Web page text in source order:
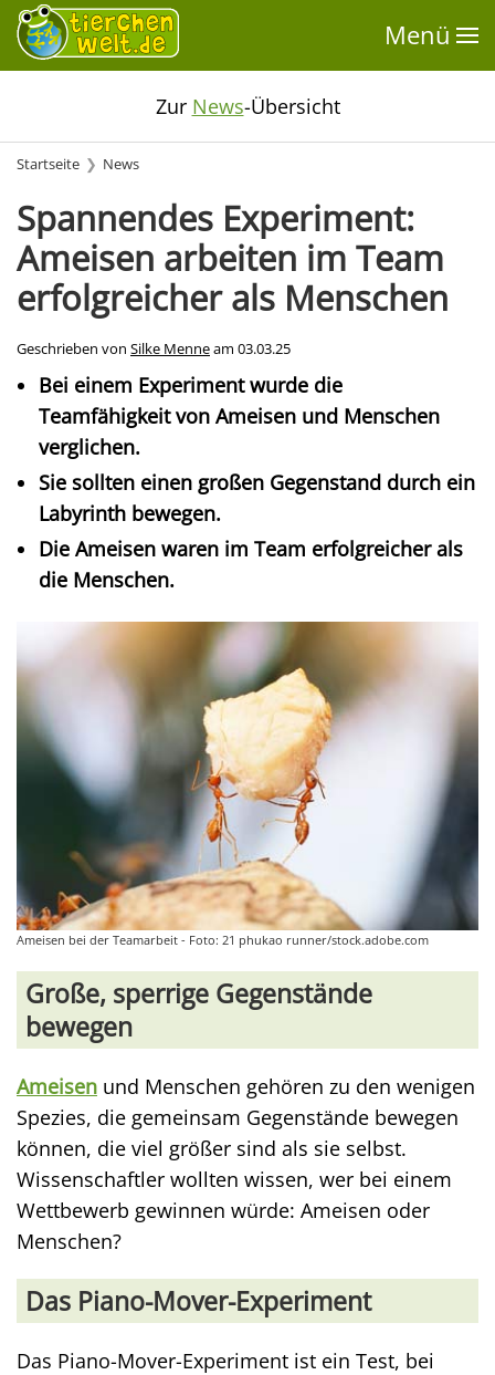
Menü
Zur News-Übersicht
Startseite News
Spannendes Experiment:
Ameisen arbeiten im Team
erfolgreicher als Menschen
Geschrieben von Silke Menneam 03.03.25
Bei einem Experiment wurde die
Teamfähigkeit von Ameisen und Menschen
verglichen.
Sie sollten einen großen Gegenstand durch ein
Labyrinth bewegen.
Die Ameisen waren im Team erfolgreicher als
die Menschen.
Ameisen bei der Teamarbeit - Foto: 21 phukao runner/stock.adobe.com
Große, sperrige Gegenstände
bewegen
Ameisen und Menschen gehören zu den wenigen
Spezies, die gemeinsam Gegenstände bewegen
können, die viel größer sind als sie selbst.
Wissenschaftler wollten wissen, wer bei einem
Wettbewerb gewinnen würde: Ameisen oder
Menschen?
Das Piano-Mover-Experiment
Das Piano-Mover-Experiment ist ein Test, bei